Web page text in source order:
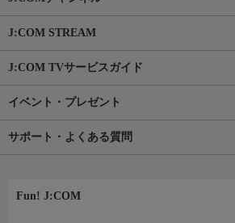
J:COM STREAM
J:COM TVサービスガイド
イベント・プレゼント
サポート・よくある質問
Fun! J:COM